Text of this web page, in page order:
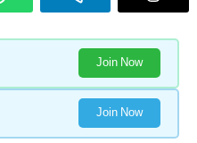
Join Now
Join Now